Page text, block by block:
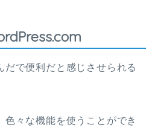
で便利だと感じさせられる
色々な機能を使うことができ